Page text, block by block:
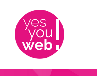
contenu